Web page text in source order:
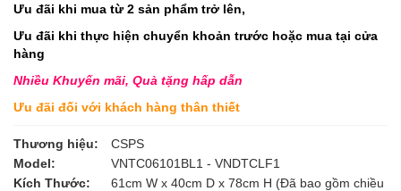
Ưu đãi khi mua từ 2 sản phẩm trở lên,
Ưu đãi khi thực hiện chuyển khoản trước hoặc mua tại cửa
hàng
Nhiều Khuyến mãi, Quà tặng hấp dẫn
Ưu đãi đối với khách hàng thân thiết
Thương hiệu:
CSPS
Model:
VNTC06101BL1 - VNDTCLF1
Kích Thước:
61cm W x 40cm D x 78cm H (Đã bao gồm chiều